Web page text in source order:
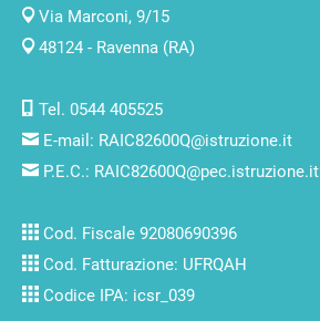
Via Marconi, 9/15
48124 - Ravenna (RA)
Tel. 0544 405525
E-mail: RAIC82600Q@istruzione.it
P.E.C.: RAIC82600Q@pec.istruzione.it
Cod. Fiscale 92080690396
Cod. Fatturazione: UFRQAH
Codice IPA: icsr_039